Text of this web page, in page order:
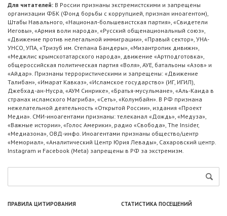
Для читателей: В России признаны экстремистскими и запрещены
организации ФБК (Фонд борьбы с коррупцией, признан иноагентом),
Штабы Навального, «Национал-большевистская партия», «Свидетели
Иеговы», «Армия воли народа», «Русский общенациональный союз»,
«Движение против нелегальной иммиграции», «Правый сектор», УНА-
УНСО, УПА, «Тризуб им. Степана Бандеры», «Мизантропик дивижн»,
«Меджлис крымскотатарского народа», движение «Артподготовка»,
общероссийская политическая партия «Воля», АУЕ, батальоны «Азов» и
«Айдар». Признаны террористическими и запрещены: «Движение
Талибан», «Имарат Кавказ», «Исламское государство» (ИГ, ИГИЛ),
Джебхад-ан-Нусра, «АУМ Синрике», «Братья-мусульмане», «Аль-Каида в
странах исламского Магриба», «Сеть», «Колумбайн». В РФ признана
нежелательной деятельность «Открытой России», издания «Проект
Медиа». СМИ-иноагентами признаны: телеканал «Дождь», «Медуза»,
«Важные истории», «Голос Америки», радио «Свобода», The Insider,
«Медиазона», ОВД-инфо. Иноагентами признаны общество/центр
«Мемориал», «Аналитический Центр Юрия Левады», Сахаровский центр.
Instagram и Facebook (Metа) запрещены в РФ за экстремизм.
ПРАВИЛА ЦИТИРОВАНИЯ СТАТИСТИКА ПОСЕЩЕНИЙ